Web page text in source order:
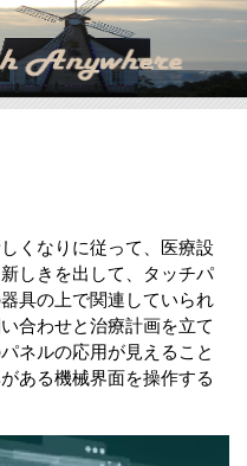
くなりに従って、医療設
しきを出して、タッチパ
具の上で関連していられ
合わせと治療計画を立て
ネルの応用が見えること
ある機械界面を操作する